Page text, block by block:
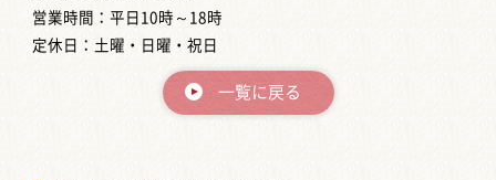
営業時間：平日10時～18時
定休日：土曜・日曜・祝日
一覧に戻る